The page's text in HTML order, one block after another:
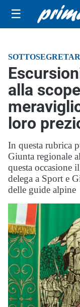
☰
alla
loro
In questa rubrica
Giunta regionale
questa occasione
delega a Sport e
delle guide alpine